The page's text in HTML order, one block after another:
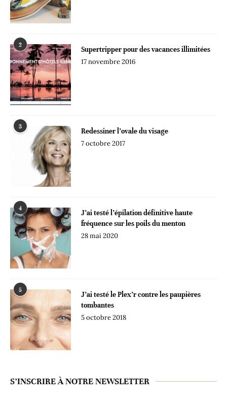
2
Supertripper pour des vacances illimitées
17 novembre 2016
3
Redessiner l’ovale du visage
7 octobre 2017
4
J’ai testé l’épilation définitive haute
fréquence sur les poils du menton
28 mai 2020
5
J’ai testé le Plex’r contre les paupières
tombantes
5 octobre 2018
S’INSCRIRE À NOTRE NEWSLETTER